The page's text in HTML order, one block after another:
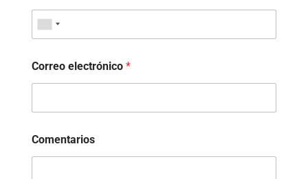
Correo electrónico *
Comentarios